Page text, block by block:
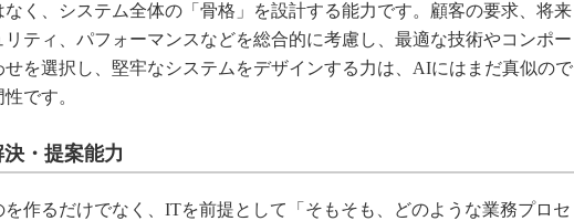
く、システム全体の「骨格」を設計する能力です。顧客の要求、将来
ティ、パフォーマンスなどを総合的に考慮し、最適な技術やコンポー
せを選択し、堅牢なシステムをデザインする力は、AIにはまだ真似ので
です。
・提案能力
作るだけでなく、ITを前提として「そもそも、どのような業務プロセ